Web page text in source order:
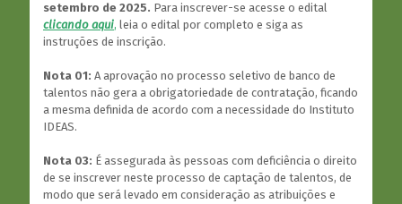
setembro de 2025. Para inscrever-se acesse o edital
clicando aqui, leia o edital por completo e siga as
instruções de inscrição.
Nota 01: A aprovação no processo seletivo de banco de
talentos não gera a obrigatoriedade de contratação, ficando
a mesma definida de acordo com a necessidade do Instituto
IDEAS.
Nota 03: É assegurada às pessoas com deficiência o direito
de se inscrever neste processo de captação de talentos, de
modo que será levado em consideração as atribuições e